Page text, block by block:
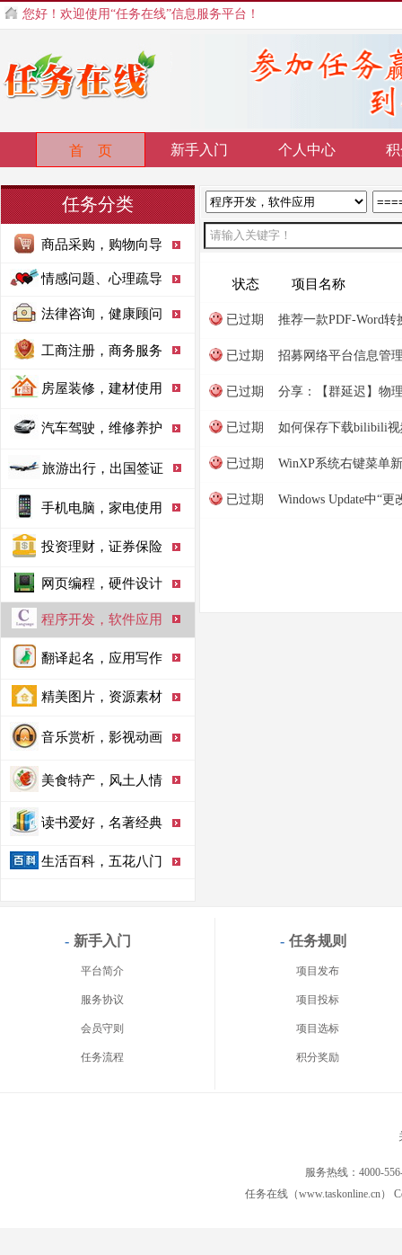
您好！欢迎使用“任务在线”信息服务平台！
首 页 新手入门 个人中心
任务分类
商品采购，购物向导
情感问题、心理疏导
法律咨询，健康顾问
工商注册，商务服务
房屋装修，建材使用
汽车驾驶，维修养护
旅游出行，出国签证
手机电脑，家电使用
投资理财，证券保险
网页编程，硬件设计
程序开发，软件应用
翻译起名，应用写作
精美图片，资源素材
音乐赏析，影视动画
美食特产，风土人情
读书爱好，名著经典
生活百科，五花八门
状态 项目名称
已过期 推荐一款PDF-Word转
已过期 招募网络平台信息管
已过期 分享：【群延迟】物
已过期 如何保存下载bilibili
已过期 WinXP系统右键菜单
已过期 Windows Update中“
- 新手入门
平台简介
服务协议
会员守则
任务流程
- 任务规则
项目发布
项目投标
项目选标
积分奖励
服务热线：4000-
任务在线（www.taskonline.cn